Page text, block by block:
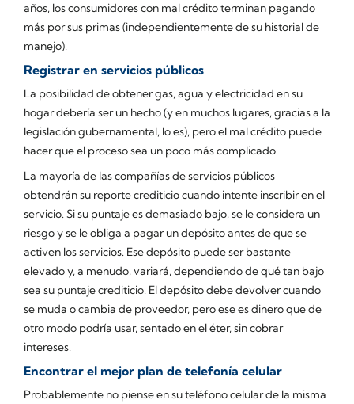
años, los consumidores con mal crédito terminan pagando
más por sus primas (independientemente de su historial de
manejo).
Registrar en servicios públicos
La posibilidad de obtener gas, agua y electricidad en su
hogar debería ser un hecho (y en muchos lugares, gracias a la
legislación gubernamental, lo es), pero el mal crédito puede
hacer que el proceso sea un poco más complicado.
La mayoría de las compañías de servicios públicos
obtendrán su reporte crediticio cuando intente inscribir en el
servicio. Si su puntaje es demasiado bajo, se le considera un
riesgo y se le obliga a pagar un depósito antes de que se
activen los servicios. Ese depósito puede ser bastante
elevado y, a menudo, variará, dependiendo de qué tan bajo
sea su puntaje crediticio. El depósito debe devolver cuando
se muda o cambia de proveedor, pero ese es dinero que de
otro modo podría usar, sentado en el éter,sincobrar
intereses.
Encontrar el mejor plan de telefonía celular
Probablemente no piense en su teléfono celular de la misma